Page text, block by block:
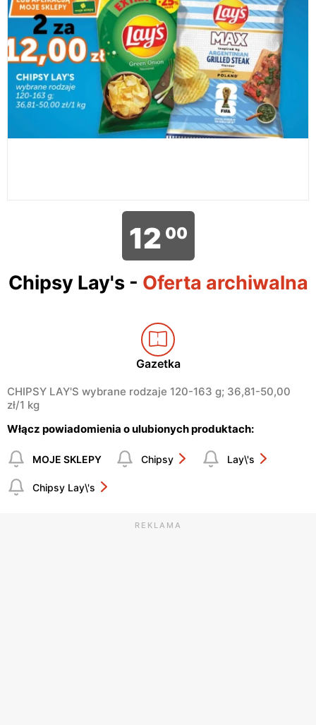
12 00
Chipsy Lay's- Oferta archiwalna
Gazetka
CHIPSY LAY'S wybrane rodzaje 120-163 g; 36,81-50,00
zł/1 kg
Włącz powiadomienia o ulubionych produktach:
MOJE SKLEPY Chipsy Lay\'s
Chipsy Lay\'s
REKLAMA